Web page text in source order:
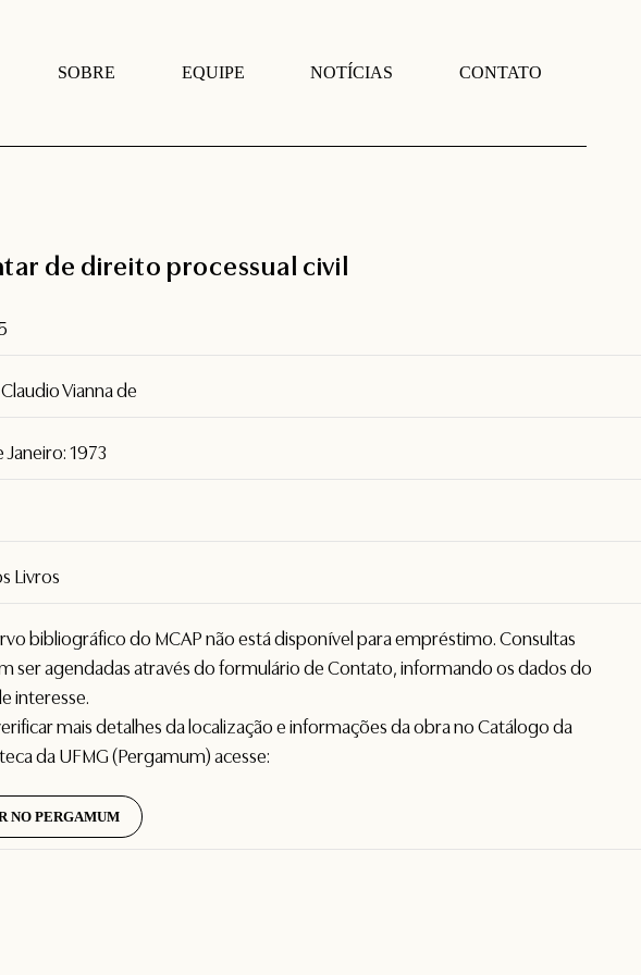
SOBRE EQUIPE NOTÍCIAS CONTATO
de direito processual civil
Vianna de
Janeiro: 1973
Livros
bibliográfico do MCAP não está disponível para empréstimo. Consultas
ser agendadas através do formulário deContato, informando os dados do
interesse.
mais detalhes da localização e informações da obra no Catálogo da
da UFMG (Pergamum) acesse:
NO PERGAMUM